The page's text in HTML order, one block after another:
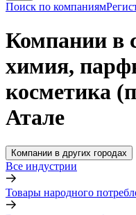
Поиск по компаниям
Компании в
химия,
косметика
Атале
Компании в других городах
Все индустрии
Товары народного